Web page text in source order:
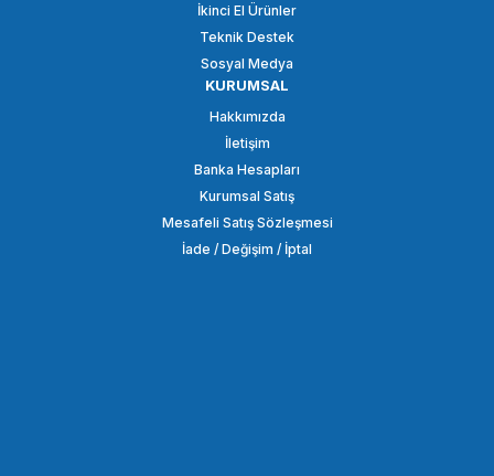
SmallRig 2070B Çift Bilyalı Eklem Kolu (1/4 '' Vida)
İkinci El Ürünler
Teknik Destek
Sosyal Medya
KURUMSAL
Hakkımızda
İletişim
Banka Hesapları
Kurumsal Satış
Mesafeli Satış Sözleşmesi
İade / Değişim / İptal